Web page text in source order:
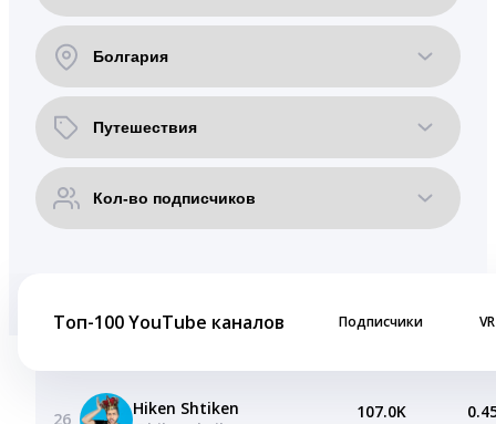
Топ-100 YouTube каналов Подписчики VR
26
Hiken Shtiken
107.0K